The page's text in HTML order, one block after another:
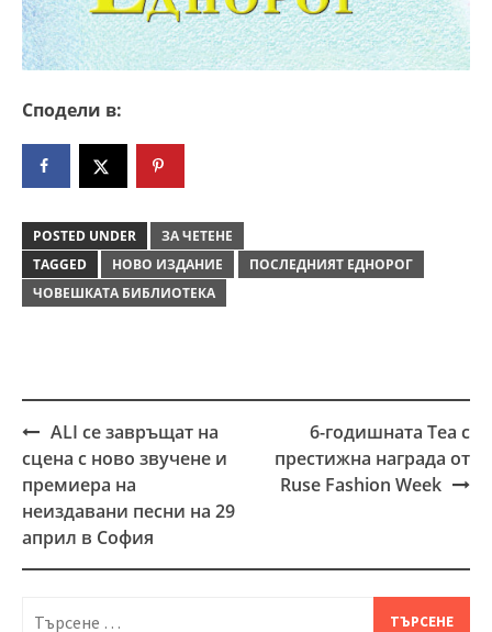
Сподели в:
POSTED UNDER
ЗА ЧЕТЕНЕ
TAGGED
НОВО ИЗДАНИЕ
ПОСЛЕДНИЯТ ЕДНОРОГ
ЧОВЕШКАТА БИБЛИОТЕКА
Post
navigation
ALI се завръщат на
сцена с ново звучене и
премиера на
неиздавани песни на 29
април в София
6-годишната Теа с
престижна награда от
Ruse Fashion Week
Търсене